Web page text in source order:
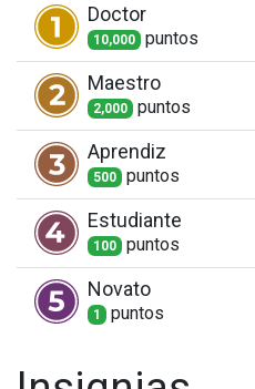
Doctor
10,000 puntos
Maestro
2,000 puntos
Aprendiz
500 puntos
Estudiante
100 puntos
Novato
1 puntos